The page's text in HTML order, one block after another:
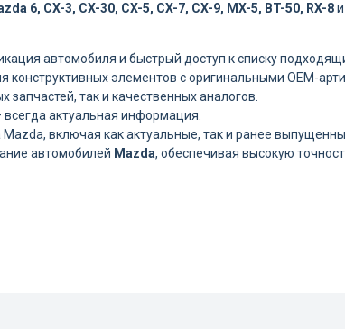
6, CX-3, CX-30, CX-5, CX-7, CX-9, MX-5, BT-50, RX-8
автомобиля и быстрый доступ к списку
элементов с оригинальными OEM-
так и качественных аналогов.
актуальная информация.
включая как актуальные, так и ранее
автомобилей Mazda, обеспечивая высокую